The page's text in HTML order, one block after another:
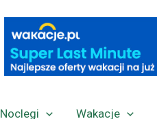
Noclegi Wakacje